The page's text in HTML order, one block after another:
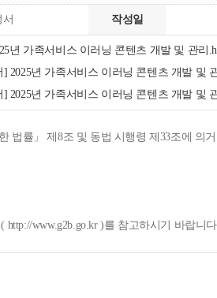
서 작성일
년 가족서비스 이러닝 콘텐츠 개발 및 관리
] 2025년 가족서비스 이러닝 콘텐츠 개발 및
] 2025년 가족서비스 이러닝 콘텐츠 개발 및
법률」 제8조 및 동법 시행령 제33조에
www.g2b.go.kr )를 참고하시기 바랍니